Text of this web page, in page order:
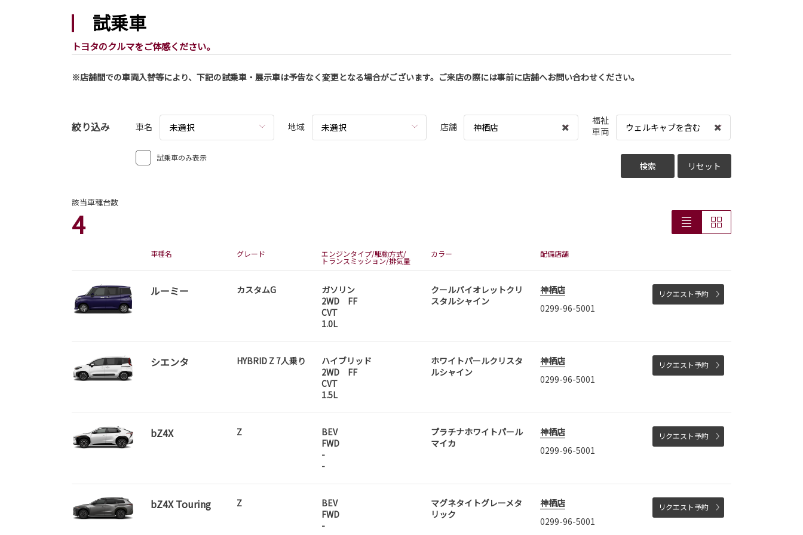
シエンタ 一部改良
詳しくはこちら
ハリアー 一部改良
ハリアーは茨城トヨタから。
詳しくはこちら
コースター 一部改良
詳しくはこちら
試乗車
トヨタのクルマをご体感ください。
※店舗間での車両入替等により、下記の試乗車・展示車は予告なく変更となる場合がございます。ご来店の際には事前に店舗へお問い合わせください。
絞り込み 車名 未選択 地域 未選択 店舗 神栖店
福祉
車両
ウェルキャブを含む
試乗車のみ表示
検索 リセット
該当車種台数
4
車種名 グレード エンジンタイプ/駆動方式/
トランスミッション/排気量
カラー 配備店舗
ルーミー カスタムG
ガソリン
2WD FF
CVT
1.0L
クールバイオレットクリ
スタルシャイン
神栖店
0299-96-5001
リクエスト予約
シエンタ HYBRID Z 7人乗り
ハイブリッド
2WD FF
CVT
1.5L
ホワイトパールクリスタ
ルシャイン
神栖店
0299-96-5001
リクエスト予約
bZ4X Z
BEV
FWD
-
-
プラチナホワイトパール
マイカ
神栖店
0299-96-5001
リクエスト予約
bZ4X Touring Z
BEV
FWD
-
マグネタイトグレーメタ
リック
神栖店
0299-96-5001
リクエスト予約